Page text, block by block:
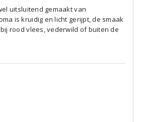
uitsluitend gemaakt van
is kruidig en licht gerijpt, de smaak
rood vlees, vederwild of buiten de